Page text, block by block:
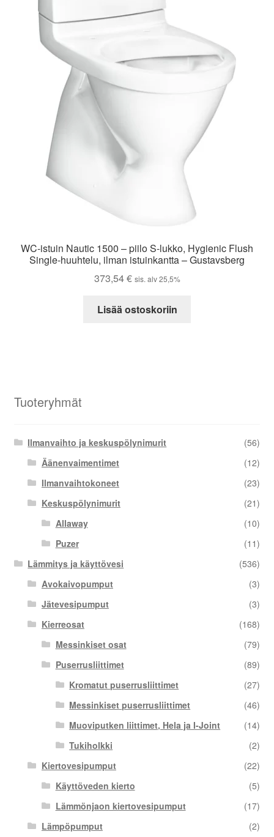
WC-istuin Nautic 1500 – piilo S-lukko, Hygienic Flush
Single-huuhtelu, ilman istuinkantta – Gustavsberg
373,54€ sis. alv 25,5%
Lisää ostoskoriin
Tuoteryhmät
Ilmanvaihto ja keskuspölynimurit
(56)
Äänenvaimentimet
(12)
Ilmanvaihtokoneet
(23)
Keskuspölynimurit
(21)
Allaway
(10)
Puzer
(11)
Lämmitys ja käyttövesi
(536)
Avokaivopumput
(3)
Jätevesipumput
(3)
Kierreosat
(168)
Messinkiset osat
(79)
Puserrusliittimet
(89)
Kromatut puserrusliittimet
(27)
Messinkiset puserrusliittimet
(46)
Muoviputken liittimet, Hela ja I-Joint
(14)
Tukiholkki
(2)
Kiertovesipumput
(22)
Käyttöveden kierto
(5)
Lämmönjaon kiertovesipumput
(17)
Lämpöpumput
(2)